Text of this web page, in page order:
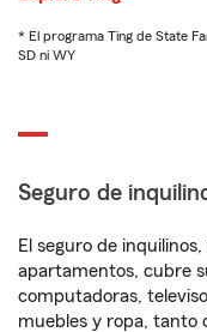
* El programa Ting de State
SD ni WY
Seguro de
El seguro de
apartamentos, cubre
computadoras,
muebles y ropa, tanto